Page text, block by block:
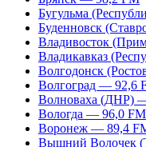
Бугульма
Буденновск
Владивосток
Владикавказ
Волгодонск
Волгоград — 92,6
Волноваха (ДНР)
Вологда — 96,0 FM
Воронеж — 89,4
Вышний Волочек